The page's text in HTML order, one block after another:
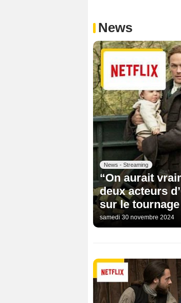
News
News - Streaming
“On aurait
deux acteurs
sur le
samedi 30 novembre 2024